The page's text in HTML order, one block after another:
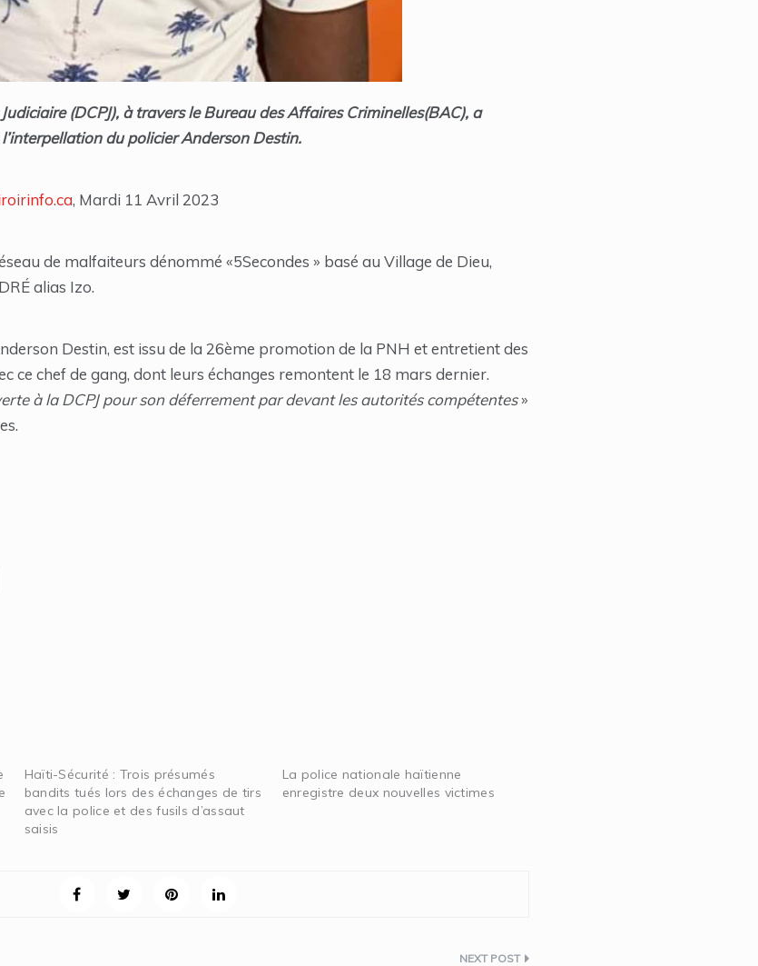
(DCPJ), à travers le Bureau des Affaires Criminelles(BAC), a
du policier Anderson Destin.
, Mardi 11 Avril 2023
de malfaiteurs dénommé «5Secondes » basé au Village de Dieu,
alias Izo.
Destin, est issu de la 26ème promotion de la PNH et entretient des
ce chef de gang, dont leurs échanges remontent le 18 mars dernier.
à la DCPJ pour son déferrement par devant les autorités compétentes»
Haïti-Sécurité : Trois présumés
bandits tués lors des échanges de tirs
avec la police et des fusils d’assaut
saisis
La police nationale haïtienne
enregistre deux nouvelles victimes